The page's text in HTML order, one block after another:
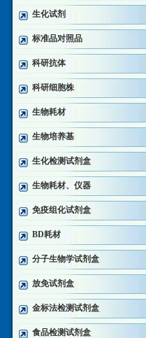
生化试剂
标准品对照品
科研抗体
科研细胞株
生物耗材
生物培养基
生化检测试剂盒
生物耗材、仪器
免疫组化试剂盒
BD耗材
分子生物学试剂盒
放免试剂盒
金标法检测试剂盒
食品检测试剂盒